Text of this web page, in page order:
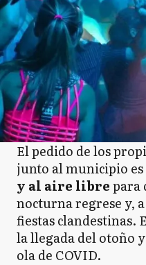
El pedido de los
junto al municipio es
y al aire librepara
nocturna regrese y,
fiestas clandestinas.
la llegada del otoño
ola de COVID.